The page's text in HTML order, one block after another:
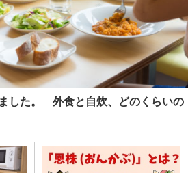
した。 外食と自炊、どのくらいの